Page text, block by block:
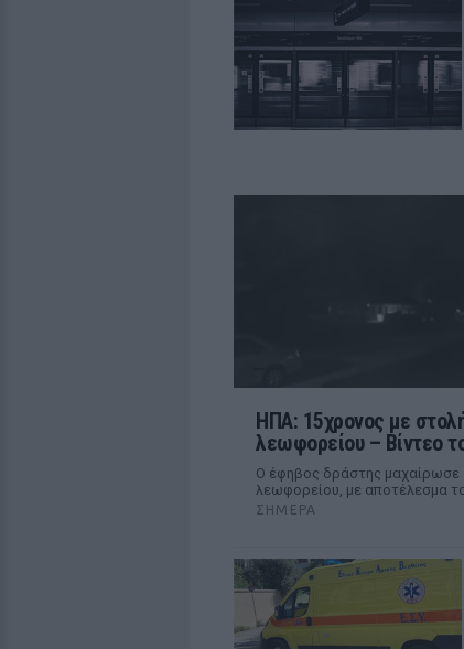
ΗΠΑ: 15χρονος με
λεωφορείου – Βίντεο
Ο έφηβος δράστης μαχαίρωσε
λεωφορείου, με αποτέλεσμα
ΣΉΜΕΡΑ